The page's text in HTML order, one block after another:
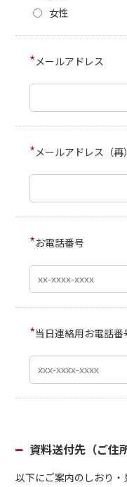
女性
*メールアドレス
*メールアドレス（再）
*お電話番号
*当日連絡用お電話番
資料送付先（ご住所
以下にご案内のしおり